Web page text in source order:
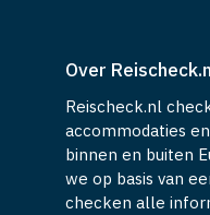
Over
Reischeck.nl
accommodaties
binnen en buiten
we op basis van
checken alle